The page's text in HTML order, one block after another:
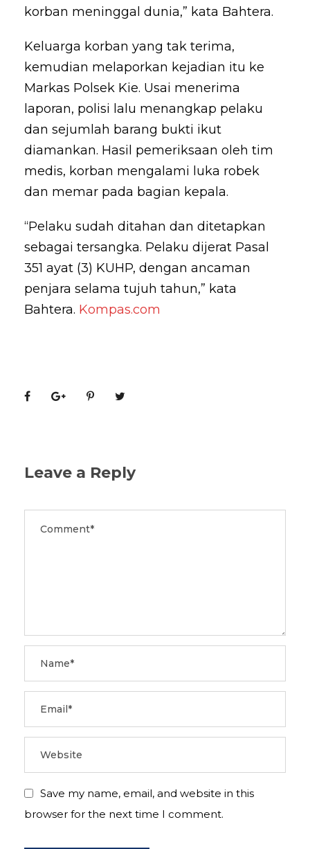
korban meninggal dunia,” kata Bahtera.
Keluarga korban yang tak terima,
kemudian melaporkan kejadian itu ke
Markas Polsek Kie. Usai menerima
laporan, polisi lalu menangkap pelaku
dan sejumlah barang bukti ikut
diamankan. Hasil pemeriksaan oleh tim
medis, korban mengalami luka robek
dan memar pada bagian kepala.
“Pelaku sudah ditahan dan ditetapkan
sebagai tersangka. Pelaku dijerat Pasal
351 ayat (3) KUHP, dengan ancaman
penjara selama tujuh tahun,” kata
Bahtera. Kompas.com
Leave a Reply
Save my name, email, and website in this
browser for the next time I comment.